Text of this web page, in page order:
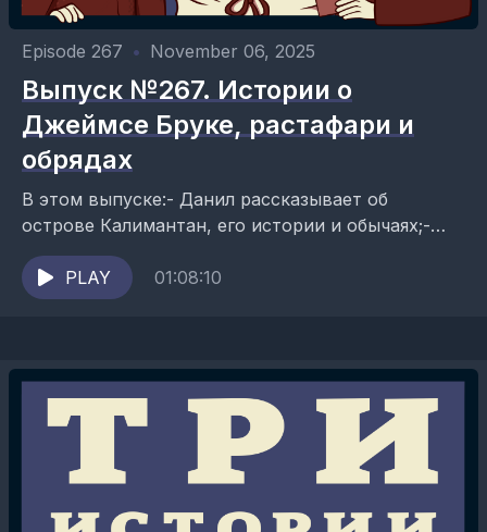
Episode 267 • November 06, 2025
Выпуск №267. Истории о
Джеймсе Бруке, растафари и
обрядах
В этом выпуске:- Данил рассказывает об
острове Калимантан, его истории и обычаях;-
Саша говорит о растафарианстве и эфиопском
императоре Хайле Селассие I;- Юля повествует...
PLAY 01:08:10